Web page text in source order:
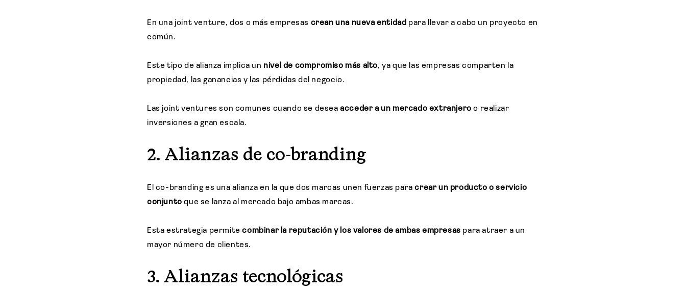
En una joint venture, dos o más empresas crean una nueva entidad para llevar a cabo un proyecto en
común.
Este tipo de alianza implica un nivel de compromiso más alto, ya que las empresas comparten la
propiedad, las ganancias y las pérdidas del negocio.
Las joint ventures son comunes cuando se desea acceder a un mercado extranjero o realizar
inversiones a gran escala.
2. Alianzas de co-branding
El co-branding es una alianza en la que dos marcas unen fuerzas paracrear un producto o servicio
conjunto que se lanza al mercado bajo ambas marcas.
Esta estrategia permitecombinar la reputación y los valores de ambas empresas para atraer a un
mayor número de clientes.
3. Alianzas tecnológicas